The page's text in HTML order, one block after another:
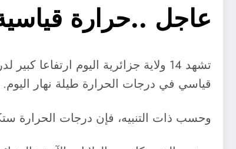
عاجل ..حرارة قياسية في 14 ولاية
تشهد 14 ولاية جزائرية اليوم
قياسي في درجات الحرارة طيلة نهار اليوم.
وحسب ذات التنبيه، فإن درجات الحرارة ستكون قياسية